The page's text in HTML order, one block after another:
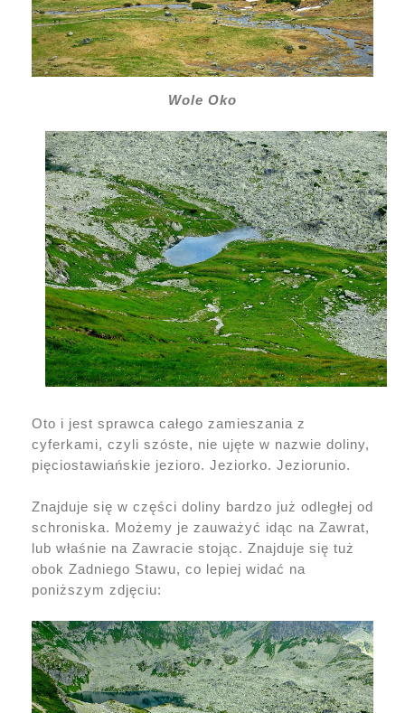
Wole Oko
Oto i jest sprawca całego zamieszania z
cyferkami, czyli szóste, nie ujęte w nazwie doliny,
pięciostawiańskie jezioro. Jeziorko. Jeziorunio.
Znajduje się w części doliny bardzo już odległej od
schroniska. Możemy je zauważyć idąc na Zawrat,
lub właśnie na Zawracie stojąc. Znajduje się tuż
obok Zadniego Stawu, co lepiej widać na
poniższym zdjęciu: